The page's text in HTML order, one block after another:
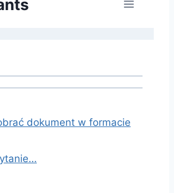
dokument w formacie